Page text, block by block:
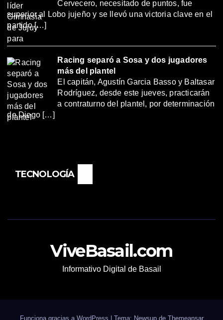
Cervecero, necesitado de puntos, fue
superior al Lobo jujeño y se llevó una victoria clave en el
partido […]
Racing separó a Sosa y dos jugadores
más del plantel
El capitán, Agustín Garcia Basso y Baltasar
Rodríguez, desde este jueves, practicarán
a contraturno del plantel, por determinación
de Diego […]
TECNOLOGÍA
ViveBasail.com
Informativo Digital de Basail
Funciona gracias a WordPress | Tema: Newsup de Themeansar